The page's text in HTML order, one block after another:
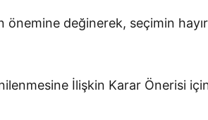
değinerek, seçimin
İlişkin Karar Önerisi